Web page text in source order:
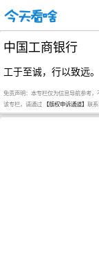
中国工商银行
工于至诚，行以致远。
免责声明：本专栏仅为信息导航参考
该专栏，请通过 【版权申诉通道】 联系